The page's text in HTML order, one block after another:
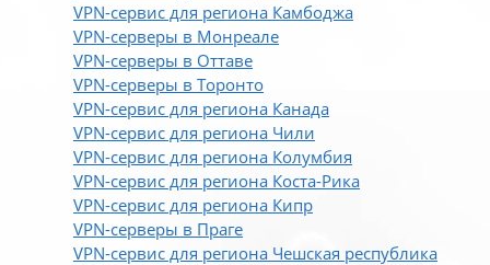
VPN-сервис для региона Камбоджа
VPN-серверы в Монреале
VPN-серверы в Оттаве
VPN-серверы в Торонто
VPN-сервис для региона Канада
VPN-сервис для региона Чили
VPN-сервис для региона Колумбия
VPN-сервис для региона Коста-Рика
VPN-сервис для региона Кипр
VPN-серверы в Праге
VPN-сервис для региона Чешская республика